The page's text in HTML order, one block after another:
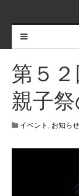
第５
親子
イベント , お知らせ